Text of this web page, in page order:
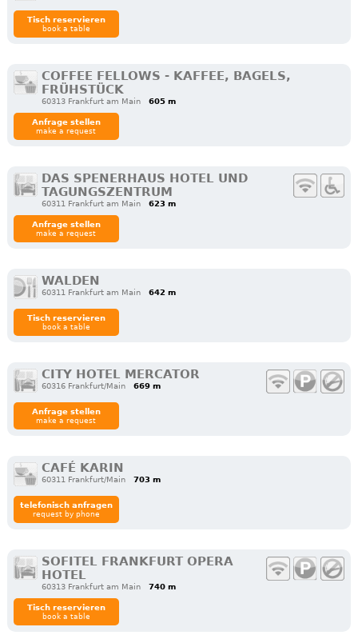
Tisch reservieren
book a table
COFFEE FELLOWS - KAFFEE, BAGELS,
FRÜHSTÜCK
60313 Frankfurt am Main 605 m
Anfrage stellen
make a request
DAS SPENERHAUS HOTEL UND
TAGUNGSZENTRUM
60311 Frankfurt am Main 623 m
Anfrage stellen
make a request
WALDEN
60311 Frankfurt am Main 642 m
Tisch reservieren
book a table
CITY HOTEL MERCATOR
60316 Frankfurt/Main 669 m
Anfrage stellen
make a request
CAFÉ KARIN
60311 Frankfurt/Main 703 m
telefonisch anfragen
request by phone
SOFITEL FRANKFURT OPERA
HOTEL
60313 Frankfurt am Main 740 m
Tisch reservieren
book a table